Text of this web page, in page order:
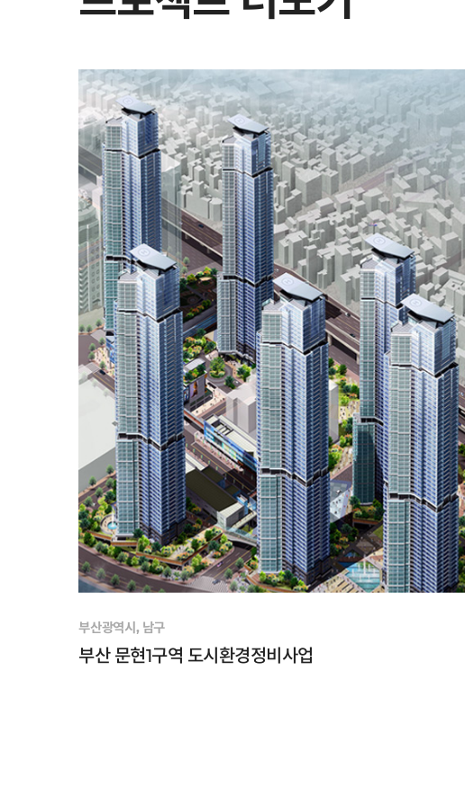
부산광역시, 남구
부산 문현1구역 도시환경정비사업